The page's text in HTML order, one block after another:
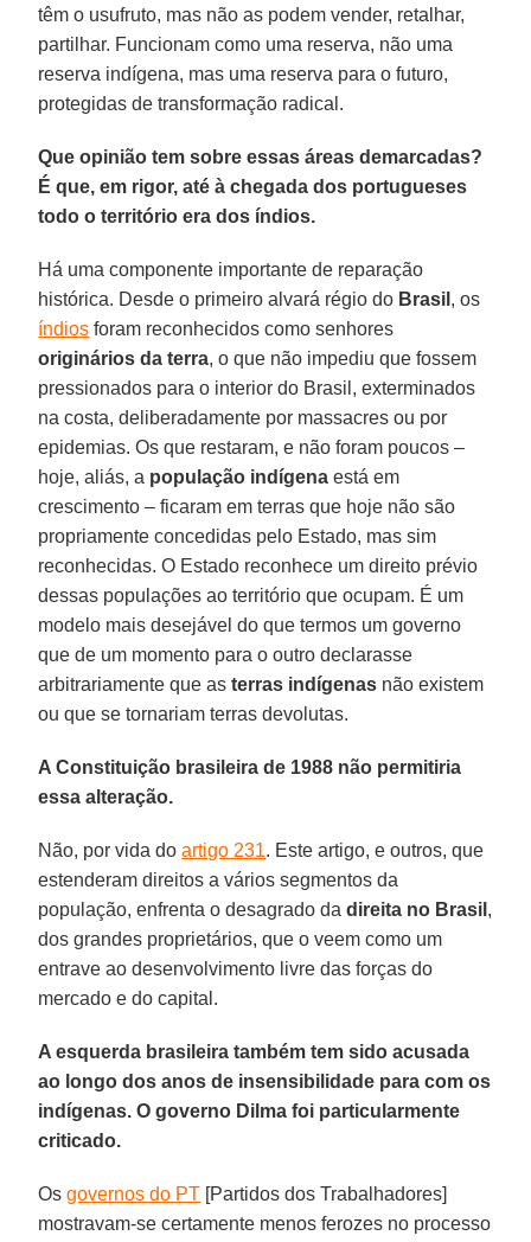
têm o usufruto, mas não as podem vender, retalhar,
partilhar. Funcionam como uma reserva, não uma
reserva indígena, mas uma reserva para o futuro,
protegidas de transformação radical.
Que opinião tem sobre essas áreas demarcadas?
É que, em rigor, até à chegada dos portugueses
todo o território era dos índios.
Há uma componente importante de reparação
histórica. Desde o primeiro alvará régio do Brasil , os
índios foram reconhecidos como senhores
originários da terra, o que não impediu que fossem
pressionados para o interior do Brasil, exterminados
na costa, deliberadamente por massacres ou por
epidemias. Os que restaram, e não foram poucos –
hoje, aliás, a população indígena está em
crescimento – ficaram em terras que hoje não são
propriamente concedidas pelo Estado, mas sim
reconhecidas. O Estado reconhece um direito prévio
dessas populações ao território que ocupam. É um
modelo mais desejável do que termos um governo
que de um momento para o outro declarasse
arbitrariamente que asterras indígenas não existem
ou que se tornariam terras devolutas.
A Constituição brasileira de 1988 não permitiria
essa alteração.
Não, por vida doartigo 231. Este artigo, e outros, que
estenderam direitos a vários segmentos da
população, enfrenta o desagrado dadireita no Brasil ,
dos grandes proprietários, que o veem como um
entrave ao desenvolvimento livre das forças do
mercado e do capital.
A esquerda brasileira também tem sido acusada
ao longo dos anos de insensibilidade para com os
indígenas. O governo Dilma foi particularmente
criticado.
Osgovernos do PT [Partidos dos Trabalhadores]
mostravam-se certamente menos ferozes no processo